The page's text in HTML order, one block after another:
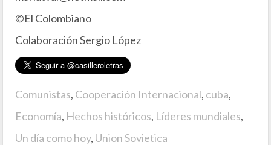
©El Colombiano
Colaboración Sergio López
Comunistas, Cooperación Internacional, cuba,
Economía, Hechos históricos, Líderes mundiales,
Un día como hoy, Union Sovietica